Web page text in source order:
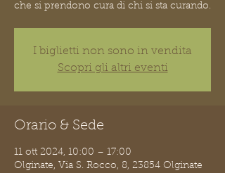
che si prendono cura di chi si sta curando.
I biglietti non sono in vendita
Scopri gli altri eventi
Orario & Sede
11 ott 2024, 10:00 – 17:00
Olginate, Via S. Rocco, 8, 23854 Olginate